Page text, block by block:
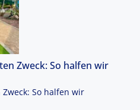
Zweck: So halfen wir
So halfen wir